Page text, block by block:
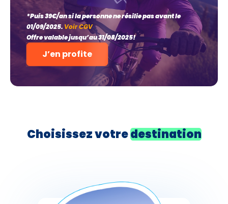
*Puis 39€/an si la personne ne résilie pas avant le
01/09/2025. Voir CGV
Offre valable jusqu’au 31/08/2025!
J’en profite
Choisissez votredestination